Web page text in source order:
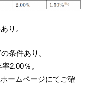
り。
条件あり。
2.00％。
ームページにてご確